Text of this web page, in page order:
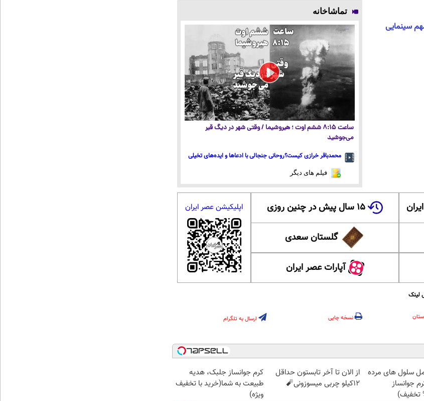
سینمایی
تماشاخانه
ساعت ۸:۱۵ ششم اوت ؛ هیروشیما / وقتی شهر در دیگ قیر
می‌جوشید
محمدباقر خرازی کیست؟روحانی جنجالی با ادعاها و ایده‌های تخیلی
فیلم های دیگر
۱۵ سال پیش در چنین روزی
گلستان سعدی
آپارات عصر ایران
اپلیکیشن عصر ایران
لینک
نسخه چاپی ارسال به تلگرام
سلول های مرده
جوانساز
از الان تا آخر تابستون حداقل
12کیلو چربی میسوزونی🧨
کرم جوانساز جلبک، هدیه
طبیعت به شما(خرید با تخفیف
ویژه)